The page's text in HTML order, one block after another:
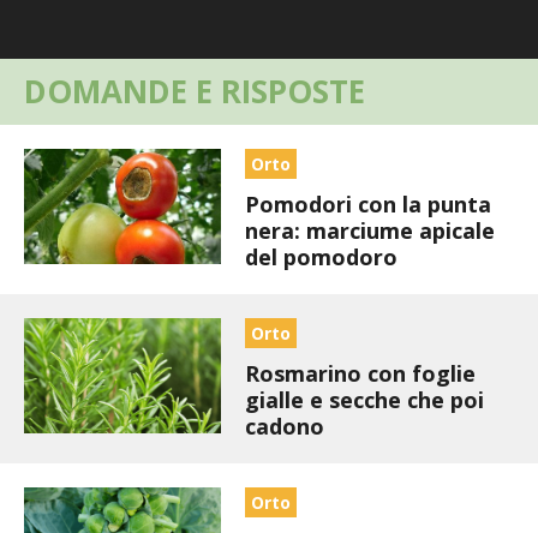
NOCCIOLA DI CALABRIA
PELLENC
MEDICINA DEI SEMPLICI
SCONTI NOVEMBRE
COMPO
HUSQVARNA
ZAPI GARDEN
DOMANDE E RISPOSTE
Orto
Pomodori con la punta
nera: marciume apicale
del pomodoro
Orto
Rosmarino con foglie
gialle e secche che poi
cadono
Orto